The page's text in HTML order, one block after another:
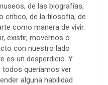
de las biografías,
crítico, de la filosofía, de
como manera de vivir.
existir, movernos o
con nuestro lado
es un desperdicio. Y
todos queríamos ver
alguna habilidad